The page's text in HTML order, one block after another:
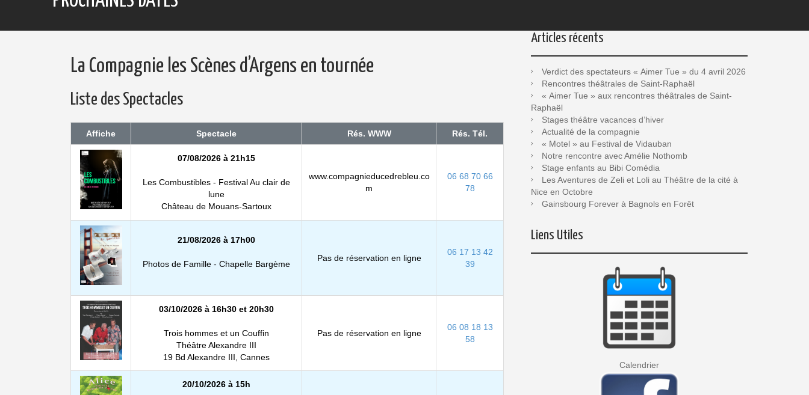
La Compagnie les Scènes d’Argens en tournée
Liste des Spectacles
Affiche Spectacle Rés. WWW Rés. Tél.
07/08/2026 à 21h15
Les Combustibles - Festival Au clair de
lune
Château de Mouans-Sartoux
www.compagnieducedrebleu.co
m
06 68 70 66
78
21/08/2026 à 17h00
Photos de Famille - Chapelle Bargème
Pas de réservation en ligne
06 17 13 42
39
03/10/2026 à 16h30 et 20h30
Trois hommes et un Couffin
Théâtre Alexandre III
19 Bd Alexandre III, Cannes
Pas de réservation en ligne
06 08 18 13
58
20/10/2026 à 15h
Articles récents
Verdict des spectateurs « Aimer Tue » du 4 avril 2026
Rencontres théâtrales de Saint-Raphaël
« Aimer Tue » aux rencontres théâtrales de Saint-
Raphaël
Stages théâtre vacances d’hiver
Actualité de la compagnie
« Motel » au Festival de Vidauban
Notre rencontre avec Amélie Nothomb
Stage enfants au Bibi Comédia
Les Aventures de Zeli et Loli au Théâtre de la cité à
Nice en Octobre
Gainsbourg Forever à Bagnols en Forêt
Liens Utiles
Calendrier